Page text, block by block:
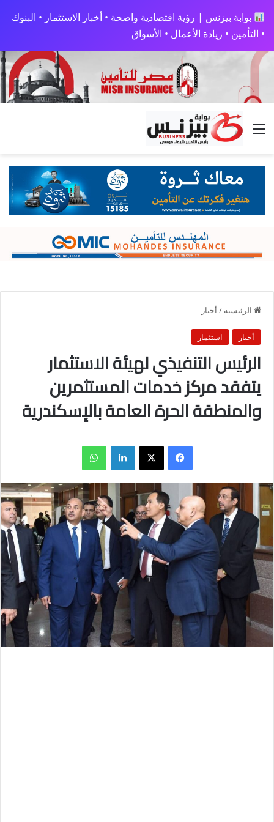
بوابة بيزنس | رؤية اقتصادية واضحة • أخبار الاستثمار • البنوك
• التأمين • ريادة الأعمال • الأسواق
القائمة
الرئيسية / أخبار
أخبار استثمار
الرئيس التنفيذي لهيئة الاستثمار
يتفقد مركز خدمات المستثمرين
والمنطقة الحرة العامة بالإسكندرية
فيسبوك X لينكدإن